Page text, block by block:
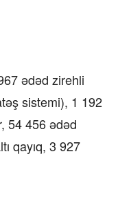
ədəd zirehli
sistemi), 1 192
54 456 ədəd
qayıq, 3 927